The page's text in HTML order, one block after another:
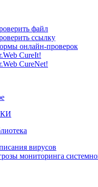
файл
ссылку
онлайн-проверок
CureIt!
CureNet!
вирусов
мониторинга